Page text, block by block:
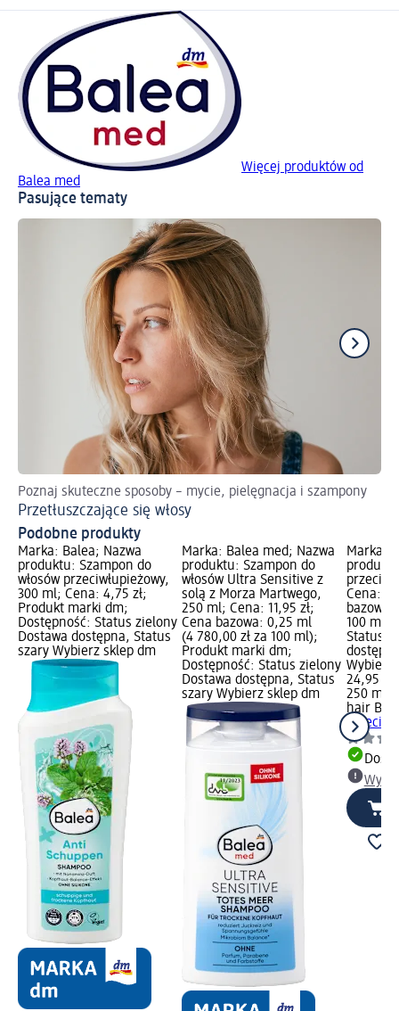
Więcej produktów od
Balea med
Pasujące tematy
Poznaj skuteczne sposoby – mycie, pielęgnacja i szampony
Przetłuszczające się włosy
Podobne produkty
Marka: Balea; Nazwa
produktu: Szampon do
włosów przeciwłupieżowy,
300 ml; Cena: 4,75 zł;
Produkt marki dm;
Dostępność: Status zielony
Dostawa dostępna, Status
szary Wybierz sklep dm
Marka: Balea med; Nazwa
produktu: Szampon do
włosów Ultra Sensitive z
solą z Morza Martwego,
250 ml; Cena: 11,95 zł;
Cena bazowa: 0,25 ml
(4 780,00 zł za 100 ml);
Produkt marki dm;
Dostępność: Status zielony
Dostawa dostępna, Status
szary Wybierz sklep dm
Marka:
Cena:
bazowa:
100 ml);
Status
Wybierz
24,95 zł
250 ml
hair